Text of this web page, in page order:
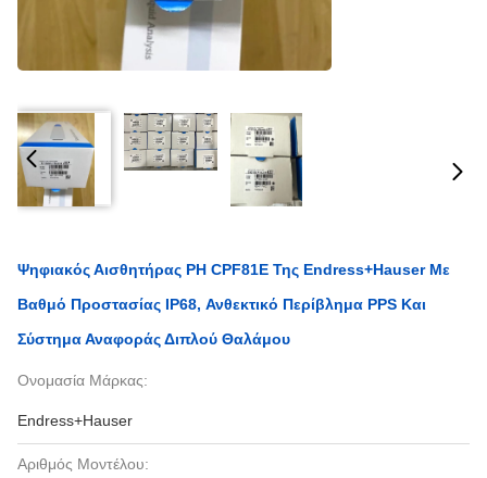
Ψηφιακός Αισθητήρας PH CPF81E Της Endress+Hauser Με
Βαθμό Προστασίας IP68, Ανθεκτικό Περίβλημα PPS Και
Σύστημα Αναφοράς Διπλού Θαλάμου
Ονομασία Μάρκας:
Endress+Hauser
Αριθμός Μοντέλου: